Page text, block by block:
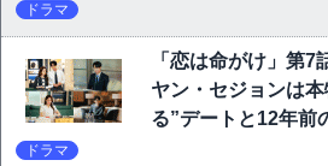
ドラマ
「恋は命がけ」第7
ヤン・セジョンは
る”デートと12年前
ドラマ